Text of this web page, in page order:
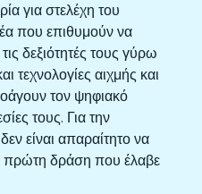
για στελέχη του
που επιθυμούν να
δεξιότητές τους γύρω
τεχνολογίες αιχμής και
τον ψηφιακό
τους. Για την
είναι απαραίτητο να
πρώτη δράση που έλαβε